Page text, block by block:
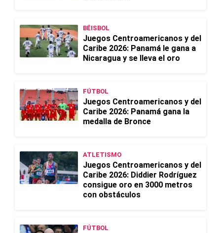
BÉISBOL
Juegos Centroamericanos y del
Caribe 2026: Panamá le gana a
Nicaragua y se lleva el oro
FÚTBOL
Juegos Centroamericanos y del
Caribe 2026: Panamá gana la
medalla de Bronce
ATLETISMO
Juegos Centroamericanos y del
Caribe 2026: Diddier Rodríguez
consigue oro en 3000 metros
con obstáculos
FÚTBOL